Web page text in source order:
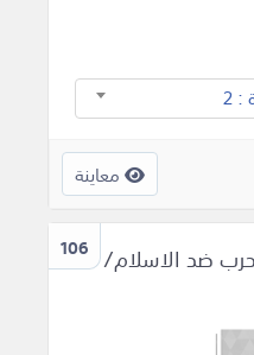
2
معاينة
106 ضد الاسلام/